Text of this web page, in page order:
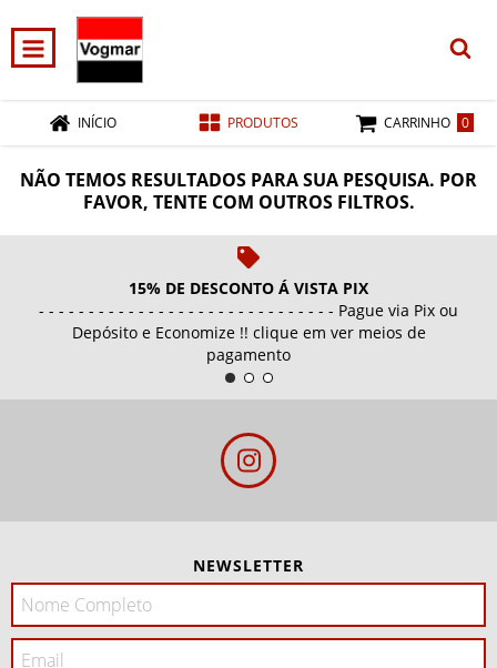
INÍCIO PRODUTOS CARRINHO 0
NÃO TEMOS RESULTADOS PARA SUA PESQUISA. POR
FAVOR, TENTE COM OUTROS FILTROS.
15% DE DESCONTO Á VISTA PIX
- - - - - - - - - - - - - - - - - - - - - - - - - - - - - - Pague via Pix ou
Depósito e Economize !! clique em ver meios de
pagamento
NEWSLETTER